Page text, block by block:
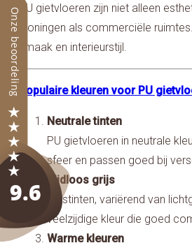
PU gietvloeren zijn niet alleen
woningen als commerciële
smaak en interieurstijl.
Populaire kleuren voor PU
Neutrale tinten
PU gietvloeren in neutrale
sfeer en passen goed bij
Tijdloos grijs
Grijstinten, variërend van
veelzijdige kleur die goed
Warme kleuren